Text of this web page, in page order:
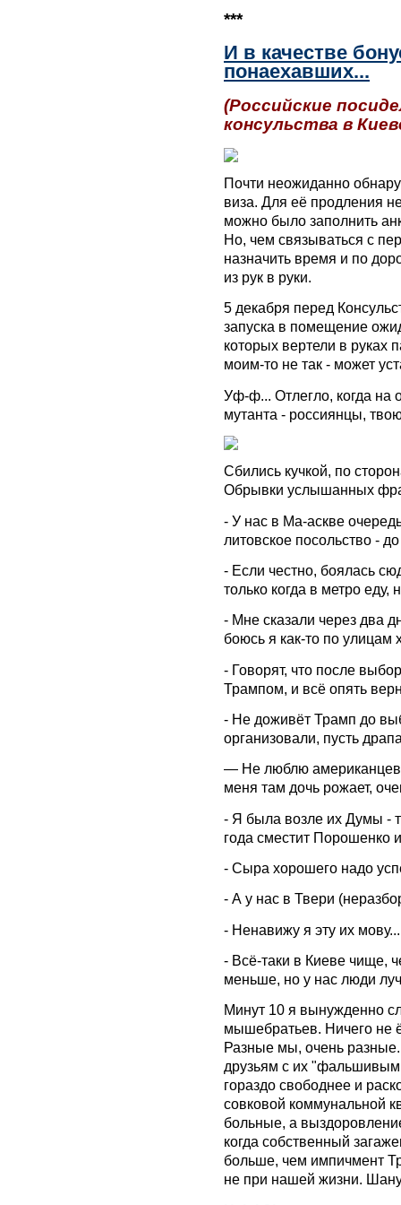
***
И в качестве
понаехавших...
(Российские
консульства в
Почти неожиданно
виза. Для её продления
можно было заполнить
Но, чем связываться с
назначить время и по
из рук в руки.
5 декабря перед
запуска в помещение
которых вертели в руках
моим-то не так - может
Уф-ф... Отлегло, когда на
мутанта - россиянцы,
Сбились кучкой, по
Обрывки услышанных
- У нас в Ма-аскве
литовское посольство -
- Если честно, боялась
только когда в метро
- Мне сказали через два
боюсь я как-то по улицам
- Говорят, что после
Трампом, и всё опять
- Не доживёт Трамп до
организовали, пусть
— Не люблю американцев
меня там дочь рожает,
- Я была возле их Думы -
года сместит Порошенко
- Сыра хорошего надо
- А у нас в Твери
- Ненавижу я эту их мову...
- Всё-таки в Киеве чище,
меньше, но у нас люди
Минут 10 я вынужденно
мышебратьев. Ничего не
Разные мы, очень
друзьям с их
гораздо свободнее и
совковой коммунальной
больные, а
когда собственный
больше, чем импичмент
не при нашей жизни.